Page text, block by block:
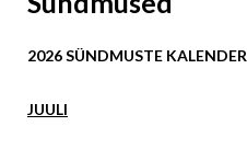
2026 SÜNDMUSTE KALENDER
JUULI